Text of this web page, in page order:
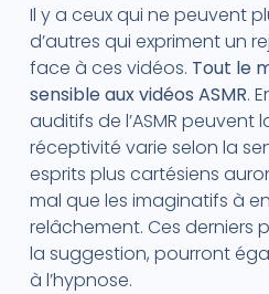
Il y a ceux qui ne peuvent
d’autres qui expriment un
face à ces vidéos. Tout le
sensible aux vidéos ASMR.
auditifs de l’ASMR peuvent
réceptivité varie selon la
esprits plus cartésiens
mal que les imaginatifs à
relâchement. Ces derniers
la suggestion, pourront
à l’hypnose.